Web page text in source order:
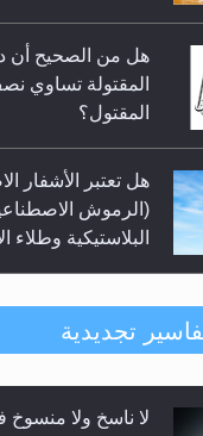
هل من الصحيح أن
المقتولة تساوي
المقتول؟
هل تعتبر الأشفار
(الرموش
البلاستيكية وطلاء
هل يُحسب حول
الميلادية أو الهجرية؟
هل يجوز فتح
تجديدية
لا ناسخ ولا منسوخ